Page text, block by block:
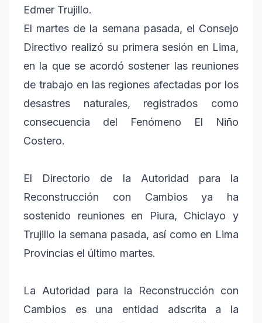
Edmer Trujillo.
El martes de la semana pasada, el Consejo
Directivo realizó su primera sesión en Lima,
en la que se acordó sostener las reuniones
de trabajo en las regiones afectadas por los
desastres naturales, registrados como
consecuencia del Fenómeno El Niño
Costero.
El Directorio de la Autoridad para la
Reconstrucción con Cambios ya ha
sostenido reuniones en Piura, Chiclayo y
Trujillo la semana pasada, así como en Lima
Provincias el último martes.
La Autoridad para la Reconstrucción con
Cambios es una entidad adscrita a la